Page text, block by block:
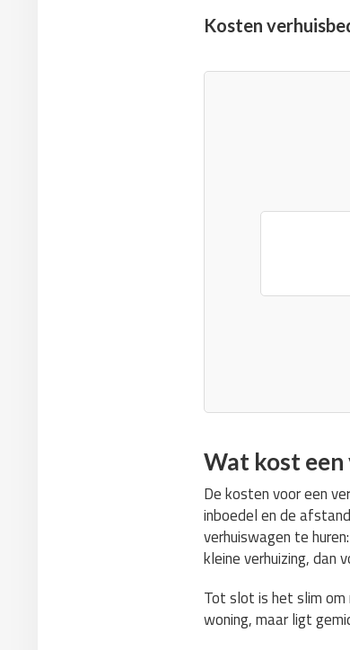
Kosten
Wat kost een
De kosten voor een
inboedel en de
verhuiswagen te
kleine verhuizing, dan
Tot slot is het slim
woning, maar ligt